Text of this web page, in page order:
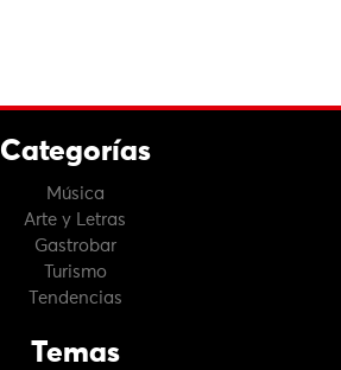
Categorías
Música
Arte y Letras
Gastrobar
Turismo
Tendencias
Temas